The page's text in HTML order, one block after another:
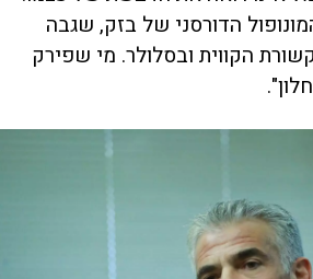
הדורסני של בזק, שגבה
הקווית ובסלולר. מי שפירק